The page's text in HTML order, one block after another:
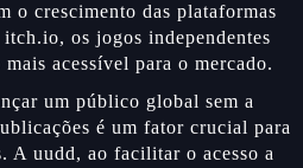
o crescimento das plataformas
os jogos independentes
acessível para o mercado.
um público global sem a
é um fator crucial para
A uudd, ao facilitar o acesso a